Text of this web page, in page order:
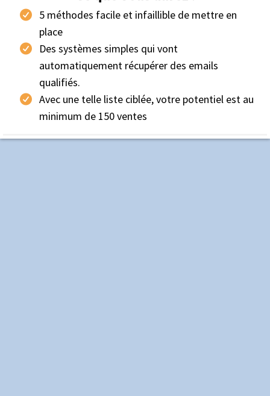
5 méthodes facile et infaillible de mettre en
place
Des systèmes simples qui vont
automatiquement récupérer des emails
qualifiés.
Avec une telle liste ciblée, votre potentiel est au
minimum de 150 ventes